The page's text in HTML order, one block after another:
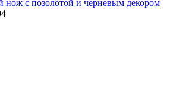
нож с позолотой и черневым декором